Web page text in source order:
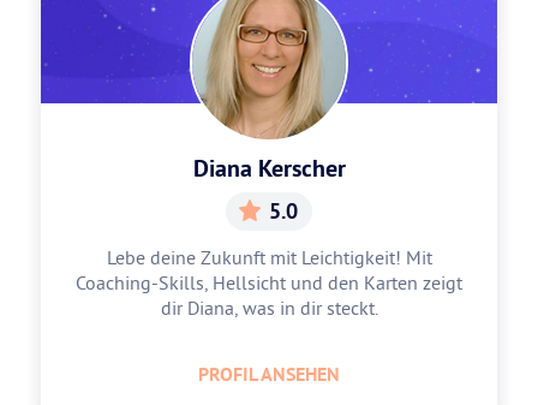
Diana Kerscher
5.0
Lebe deine Zukunft mit Leichtigkeit! Mit
Coaching-Skills, Hellsicht und den Karten zeigt
dir Diana, was in dir steckt.
PROFIL ANSEHEN